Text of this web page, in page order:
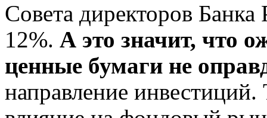
Совета директоров Банка
12%. А это значит, что
ценные бумаги не
направление